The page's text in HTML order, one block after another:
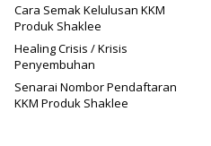
Cara Semak Kelulusan KKM
Produk Shaklee
Healing Crisis / Krisis
Penyembuhan
Senarai Nombor Pendaftaran
KKM Produk Shaklee